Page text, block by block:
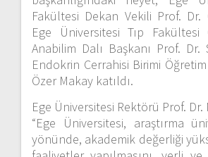
Fakültesi Dekan Vekili Prof. Dr.
Ege Üniversitesi Tıp Fakültesi
Anabilim Dalı Başkanı Prof. Dr.
Endokrin Cerrahisi Birimi
Özer Makay katıldı.
Ege Üniversitesi Rektörü Prof.
“Ege Üniversitesi, araştırma
yönünde, akademik değerliği